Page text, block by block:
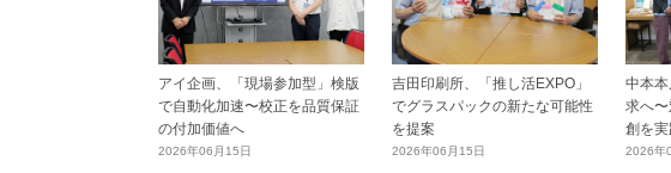
アイ企画、「現場参加型」検版
で自動化加速〜校正を品質保証
の付加価値へ
2026年06月15日
吉田印刷所、「推し活EXPO」
でグラスパックの新たな可能性
を提案
2026年06月15日
中本
求へ
創を
2026年